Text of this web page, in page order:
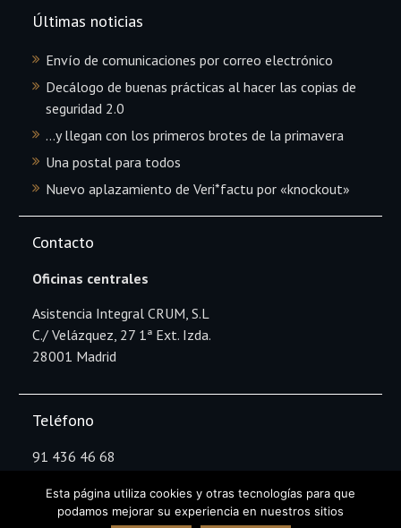
Últimas noticias
Envío de comunicaciones por correo electrónico
Decálogo de buenas prácticas al hacer las copias de
seguridad 2.0
…y llegan con los primeros brotes de la primavera
Una postal para todos
Nuevo aplazamiento de Veri*factu por «knockout»
Contacto
Oficinas centrales
Asistencia Integral CRUM, S.L
C./ Velázquez, 27 1ª Ext. Izda.
28001 Madrid
Teléfono
91 436 46 68
Esta página utiliza cookies y otras tecnologías para que
podamos mejorar su experiencia en nuestros sitios